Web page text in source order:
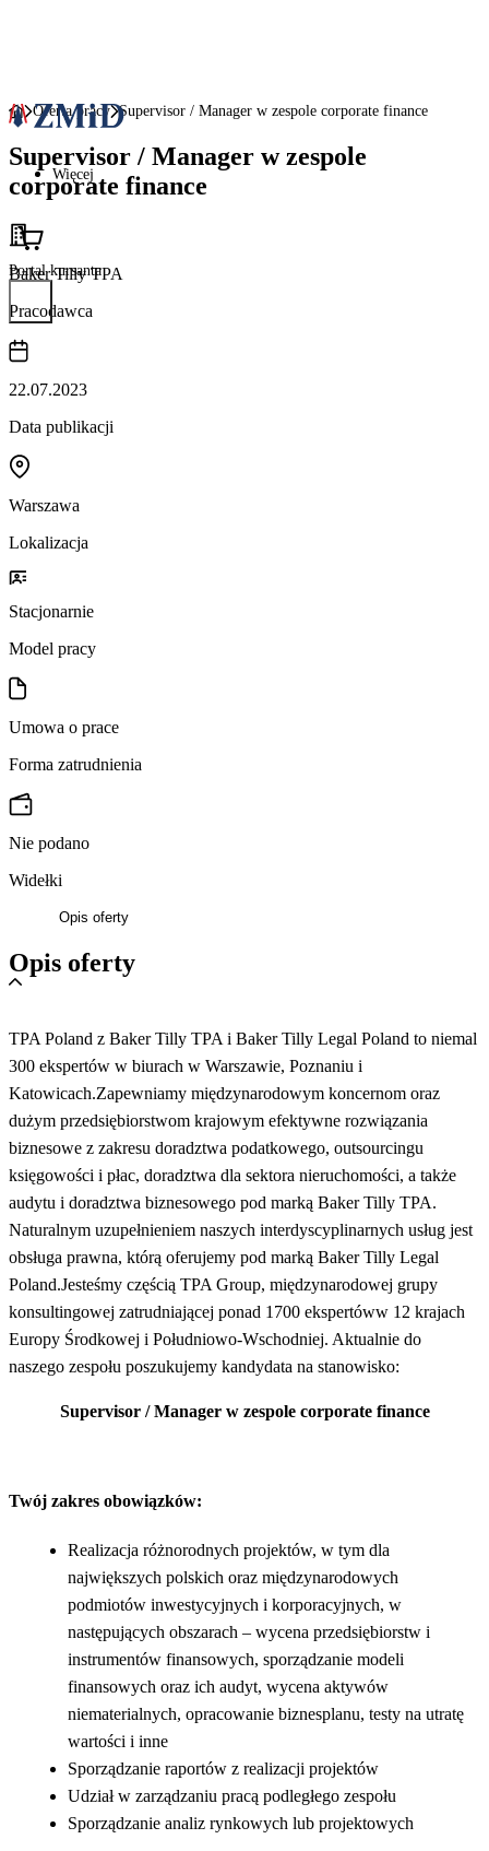
Więcej
Portal kursanta
Oferta pracy Supervisor / Manager w zespole corporate finance
Supervisor / Manager w zespole
corporate finance
Baker Tilly TPA
Pracodawca
22.07.2023
Data publikacji
Warszawa
Lokalizacja
Stacjonarnie
Model pracy
Umowa o prace
Forma zatrudnienia
Nie podano
Widełki
Opis oferty
Opis oferty
TPA Poland z Baker Tilly TPA i Baker Tilly Legal Poland to niemal
300 ekspertów w biurach w Warszawie, Poznaniu i
Katowicach.Zapewniamy międzynarodowym koncernom oraz
dużym przedsiębiorstwom krajowym efektywne rozwiązania
biznesowe z zakresu doradztwa podatkowego, outsourcingu
księgowości i płac, doradztwa dla sektora nieruchomości, a także
audytu i doradztwa biznesowego pod marką Baker Tilly TPA.
Naturalnym uzupełnieniem naszych interdyscyplinarnych usług jest
obsługa prawna, którą oferujemy pod marką Baker Tilly Legal
Poland.Jesteśmy częścią TPA Group, międzynarodowej grupy
konsultingowej zatrudniającej ponad 1700 ekspertóww 12 krajach
Europy Środkowej i Południowo-Wschodniej. Aktualnie do
naszego zespołu poszukujemy kandydata na stanowisko:
Supervisor / Manager w zespole corporate finance
Twój zakres obowiązków:
Realizacja różnorodnych projektów, w tym dla
największych polskich oraz międzynarodowych
podmiotów inwestycyjnych i korporacyjnych, w
następujących obszarach – wycena przedsiębiorstw i
instrumentów finansowych, sporządzanie modeli
finansowych oraz ich audyt, wycena aktywów
niematerialnych, opracowanie biznesplanu, testy na utratę
wartości i inne
Sporządzanie raportów z realizacji projektów
Udział w zarządzaniu pracą podległego zespołu
Sporządzanie analiz rynkowych lub projektowych